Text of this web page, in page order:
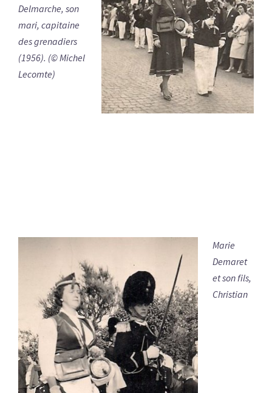
Delmarche, son
mari, capitaine
des grenadiers
(1956). (© Michel
Lecomte)
Marie
Demaret
et son fils,
Christian